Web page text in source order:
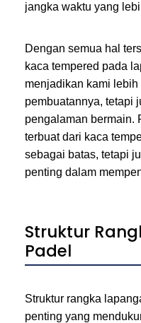
jangka waktu yang
Dengan semua hal
kaca tempered pada
menjadikan kami
pembuatannya, tetapi
pengalaman bermain.
terbuat dari kaca
sebagai batas, tetapi
penting dalam
Struktur
Padel
Struktur rangka
penting yang